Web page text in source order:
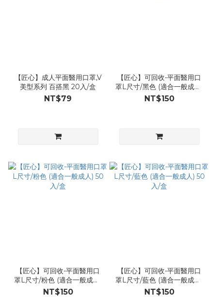
【匠心】成人平面醫用口罩,V
美型系列 百搭黑 20入/盒
NT$79
【匠心】可回收-平面醫用口
罩L尺寸/黑色 (適合一般成人)
50入/盒
NT$150
【匠心】可回收-平面醫用口
罩L尺寸/粉色 (適合一般成人)
50入/盒
NT$150
【匠心】可回收-平面醫用口
罩L尺寸/藍色 (適合一般成人)
50入/盒
NT$150